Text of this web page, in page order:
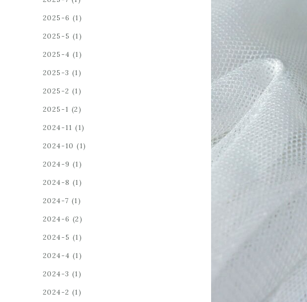
2025-6 (1)
2025-5 (1)
2025-4 (1)
2025-3 (1)
2025-2 (1)
2025-1 (2)
2024-11 (1)
2024-10 (1)
2024-9 (1)
2024-8 (1)
2024-7 (1)
2024-6 (2)
2024-5 (1)
2024-4 (1)
2024-3 (1)
2024-2 (1)